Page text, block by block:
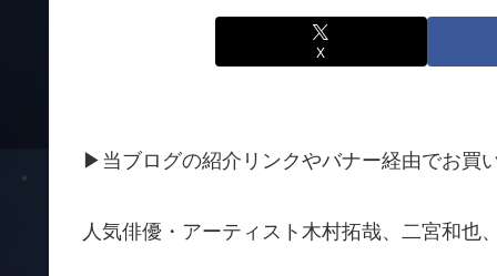
X
▶当ブログの紹介リンクやバナー経由でお買
人気俳優・アーティスト木村拓哉、二宮和也